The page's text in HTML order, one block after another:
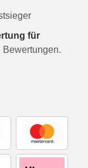
für
Bewertungen.